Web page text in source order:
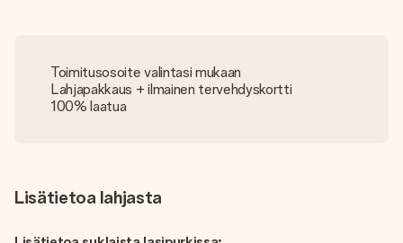
Toimitusosoite valintasi mukaan
Lahjapakkaus + ilmainen tervehdyskortti
100% laatua
Lisätietoa lahjasta